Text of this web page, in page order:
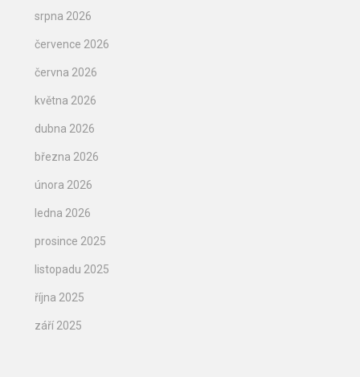
srpna 2026
července 2026
června 2026
května 2026
dubna 2026
března 2026
února 2026
ledna 2026
prosince 2025
listopadu 2025
října 2025
září 2025